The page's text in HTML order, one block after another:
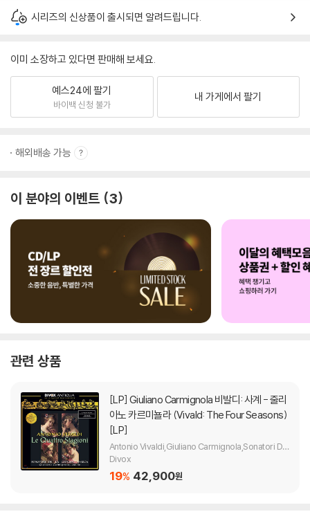
시리즈의 신상품이 출시되면 알려드립니다.
이미 소장하고 있다면 판매해 보세요.
예스24에 팔기
바이백 신청 불가
내 가게에서 팔기
해외배송 가능
이 분야의 이벤트 3
관련 상품
[LP]
아노 카르미뇰라 (Vivald: The Four Seasons)
[LP]
Antonio Vivaldi,Giuliano Carmignola,Sonatori De
La Gioiosa Marca
Divox
19% 42,900원